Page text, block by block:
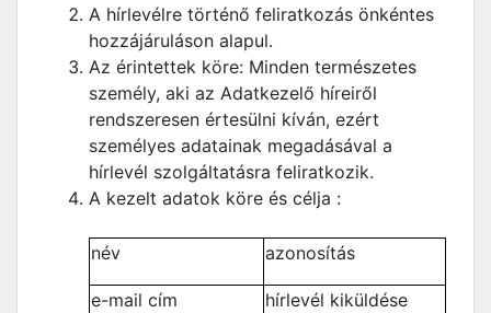
A hírlevélre történő feliratkozás önkéntes
hozzájáruláson alapul.
Az érintettek köre: Minden természetes
személy, aki az Adatkezelő híreiről
rendszeresen értesülni kíván, ezért
személyes adatainak megadásával a
hírlevél szolgáltatásra feliratkozik.
A kezelt adatok köre és célja :
név azonosítás
e-mail cím hírlevél kiküldése